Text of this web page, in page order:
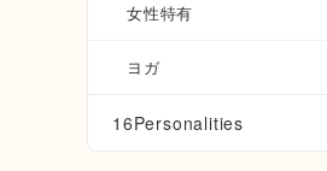
女性特有
ヨガ
16Personalities